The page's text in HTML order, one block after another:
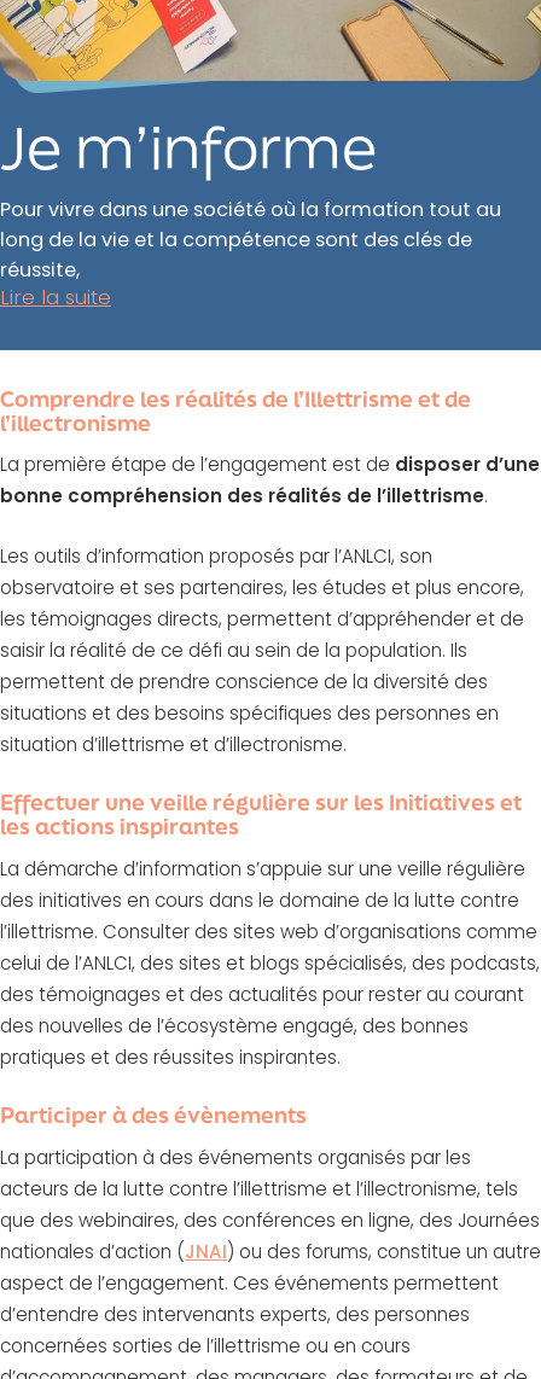
Je m’informe
Pour vivre dans une société où la formation tout au
long de la vie et la compétence sont des clés de
réussite,
Lire la suite
Comprendre les réalités de l’Illettrisme et de
l’illectronisme
La première étape de l’engagement est de disposer d’une
bonne compréhension des réalités de l’illettrisme.
Les outils d’information proposés par l’ANLCI, son
observatoire et ses partenaires, les études et plus encore,
les témoignages directs, permettent d’appréhender et de
saisir la réalité de ce défi au sein de la population. Ils
permettent de prendre conscience de la diversité des
situations et des besoins spécifiques des personnes en
situation d’illettrisme et d’illectronisme.
Effectuer une veille régulière sur les Initiatives et
les actions inspirantes
La démarche d’information s’appuie sur une veille régulière
des initiatives en cours dans le domaine de la lutte contre
l’illettrisme. Consulter des sites web d’organisations comme
celui de l’ANLCI, des sites et blogs spécialisés, des podcasts,
des témoignages et des actualités pour rester au courant
des nouvelles de l’écosystème engagé, des bonnes
pratiques et des réussites inspirantes.
Participer à des évènements
La participation à des événements organisés par les
acteurs de la lutte contre l’illettrisme et l’illectronisme, tels
que des webinaires, des conférences en ligne, des Journées
nationales d’action (JNAI) ou des forums, constitue un autre
aspect de l’engagement. Ces événements permettent
d’entendre des intervenants experts, des personnes
concernées sorties de l’illettrisme ou en cours